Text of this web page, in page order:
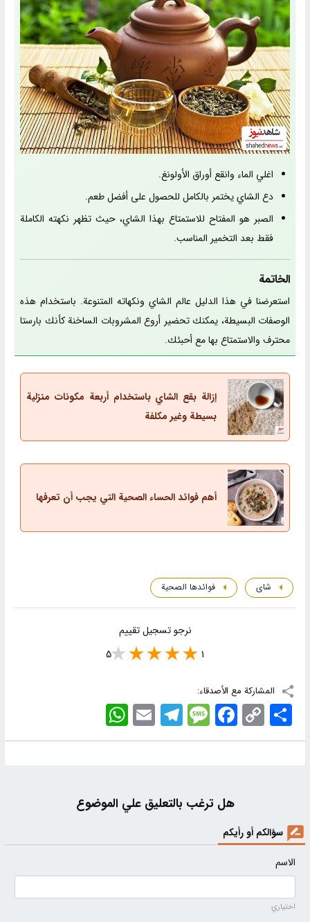
اغلي الماء وانقع أوراق الأولونغ.
دع الشاي يختمر بالكامل للحصول على أفضل طعم.
الصبر هو المفتاح للاستمتاع بهذا الشاي، حيث تظهر نكهته الكاملة
فقط بعد التخمير المناسب.
الخاتمة
استعرضنا في هذا الدليل عالم الشاي ونكهاته المتنوعة. باستخدام هذه
الوصفات البسيطة، يمكنك تحضير أروع المشروبات الساخنة كأنك بارستا
محترف والاستمتاع بها مع أحبئك.
إزالة بقع الشاي باستخدام أربعة مكونات منزلية
بسيطة وغير مكلفة
أهم فوائد الحساء الصحية التي يجب أن تعرفها
شای فوائدها الصحية
نرجو تسجيل تقييم
1
5
المشاركة مع الأصدقاء:
WhatsApp EmailTelegramMessageFacebook Copy
Link
اشتراک
هل ترغب بالتعليق علي الموضوع
سؤالكم أو رأيكم
الاسم
اختياري